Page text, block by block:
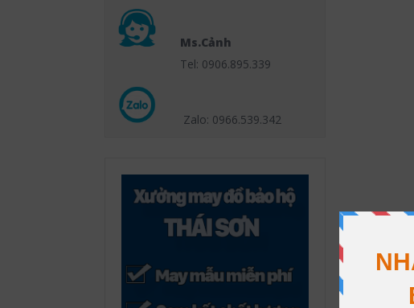
Ms.Cảnh
Tel: 0906.895.339
Zalo: 0966.539.342